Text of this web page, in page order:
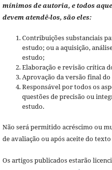
mínimos de autoria, e todos
devem atendê-los, são eles:
Contribuições substanciais
estudo; ou a aquisição,
estudo;
Elaboração e revisão crítica
Aprovação da versão final
Responsável por todos os
questões de precisão ou
estudo.
Não será permitido acréscimo ou
de avaliação ou após aceite do
Os artigos publicados estarão